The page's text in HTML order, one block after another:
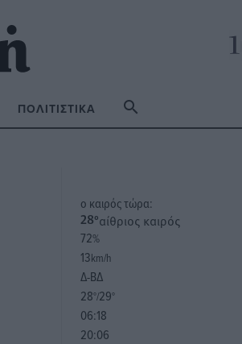
ΠΟΛΙΤΙΣΤΙΚΆ
o καιρός τώρα:
28°αίθριος καιρός
72%
13km/h
Δ-ΒΔ
28°/29°
06:18
20:06